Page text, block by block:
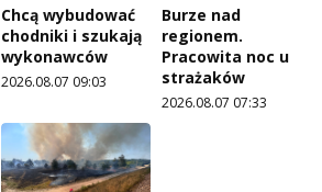
Chcą wybudować
chodniki i szukają
wykonawców
2026.08.07 09:03
Burze nad
regionem.
Pracowita noc u
strażaków
2026.08.07 07:33